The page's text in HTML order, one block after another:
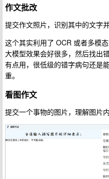
作文批改
提交作文照片，识别其中的文字
这个其实利用了 OCR 或者多模
大模型效果会好很多，然后找出
有点用，很低级的错字病句还是
重。
看图作文
提交一个事物的图片，理解图片